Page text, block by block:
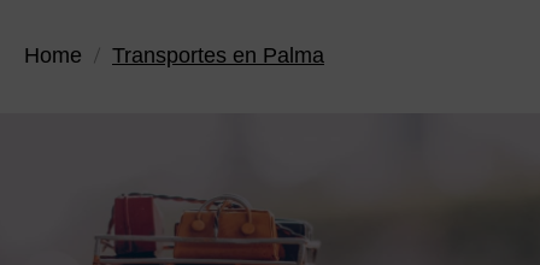
Home Transportes en Palma